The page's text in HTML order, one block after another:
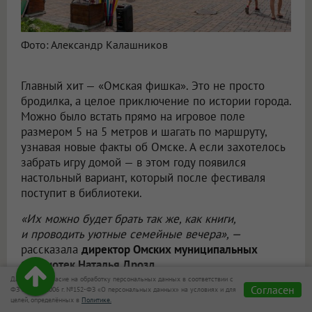
Фото: Александр Калашников
Главный хит — «Омская фишка». Это не просто
бродилка, а целое приключение по истории города.
Можно было встать прямо на игровое поле
размером 5 на 5 метров и шагать по маршруту,
узнавая новые факты об Омске. А если захотелось
забрать игру домой — в этом году появился
настольный вариант, который после фестиваля
поступит в библиотеки.
«Их можно будет брать так же, как книги,
и проводить уютные семейные вечера», —
рассказала директор Омских муниципальных
библиотек Наталья Дрозд
Даю своё согласие на обработку персональных данных в соответствии с
ФЗ от 27.07.2006 г. №152-ФЗ «О персональных данных» на условиях и для
целей, определённых в Политике.
Согласен